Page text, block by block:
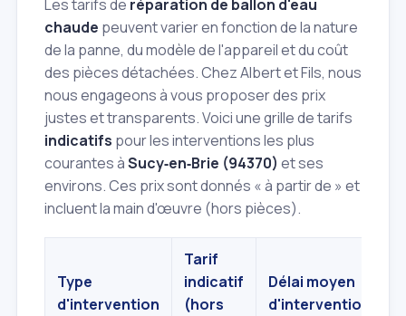
Les tarifs de réparation de ballon d'eau
chaude peuvent varier en fonction de la nature
de la panne, du modèle de l'appareil et du coût
des pièces détachées. Chez Albert et Fils, nous
nous engageons à vous proposer des prix
justes et transparents. Voici une grille de tarifs
indicatifs pour les interventions les plus
courantes àSucy‑en‑Brie (94370) et ses
environs. Ces prix sont donnés « à partir de » et
incluent la main d'œuvre (hors pièces).
Type
d'intervention
Tarif
indicatif
(hors
Délai moyen
d'intervention